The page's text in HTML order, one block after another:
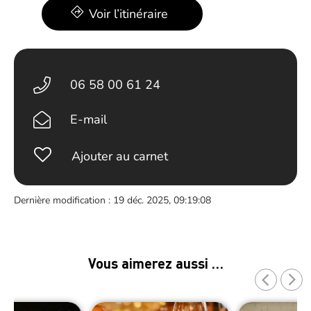
Voir l’itinéraire
06 58 00 61 24
E-mail
Ajouter au carnet
Dernière modification : 19 déc. 2025, 09:19:08
Vous aimerez aussi …